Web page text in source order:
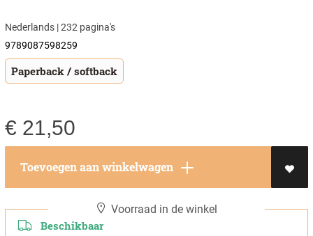
Nederlands | 232 pagina's
9789087598259
Paperback / softback
€ 21,50
Toevoegen aan winkelwagen
Voorraad in de winkel
Beschikbaar